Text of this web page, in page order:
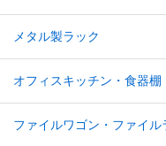
メタル製ラック
オフィスキッチン・食器棚
ファイルワゴン・ファイ